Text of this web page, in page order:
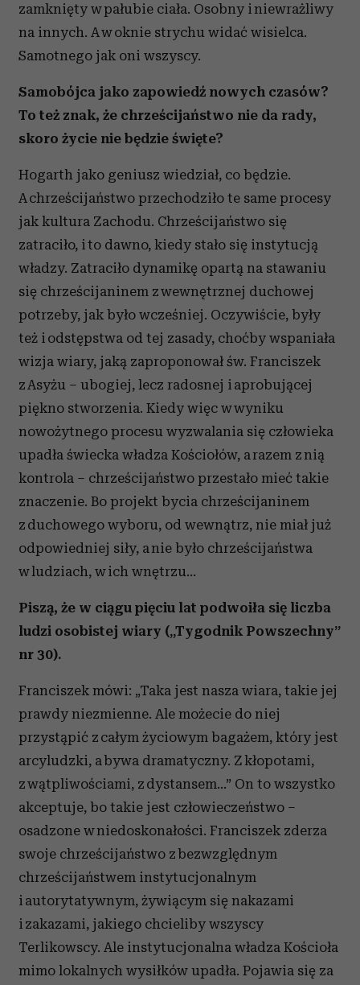
zamknięty w pałubie ciała. Osobny i niewrażliwy
na innych. A w oknie strychu widać wisielca.
Samotnego jak oni wszyscy.
Samobójca jako zapowiedź nowych czasów?
To też znak, że chrześcijaństwo nie da rady,
skoro życie nie będzie święte?
Hogarth jako geniusz wiedział, co będzie.
A chrześcijaństwo przechodziło te same procesy
jak kultura Zachodu. Chrześcijaństwo się
zatraciło, i to dawno, kiedy stało się instytucją
władzy. Zatraciło dynamikę opartą na stawaniu
się chrześcijaninem z wewnętrznej duchowej
potrzeby, jak było wcześniej. Oczywiście, były
też i odstępstwa od tej zasady, choćby wspaniała
wizja wiary, jaką zaproponował św. Franciszek
z Asyżu – ubogiej, lecz radosnej i aprobującej
piękno stworzenia. Kiedy więc w wyniku
nowożytnego procesu wyzwalania się człowieka
upadła świecka władza Kościołów, a razem z nią
kontrola – chrześcijaństwo przestało mieć takie
znaczenie. Bo projekt bycia chrześcijaninem
z duchowego wyboru, od wewnątrz, nie miał już
odpowiedniej siły, a nie było chrześcijaństwa
w ludziach, w ich wnętrzu…
Piszą, że w ciągu pięciu lat podwoiła się liczba
ludzi osobistej wiary („Tygodnik Powszechny”
nr 30).
Franciszek mówi: „Taka jest nasza wiara, takie jej
prawdy niezmienne. Ale możecie do niej
przystąpić z całym życiowym bagażem, który jest
arcyludzki, a bywa dramatyczny. Z kłopotami,
z wątpliwościami, z dystansem…” On to wszystko
akceptuje, bo takie jest człowieczeństwo –
osadzone w niedoskonałości. Franciszek zderza
swoje chrześcijaństwo z bezwzględnym
chrześcijaństwem instytucjonalnym
i autorytatywnym, żywiącym się nakazami
i zakazami, jakiego chcieliby wszyscy
Terlikowscy. Ale instytucjonalna władza Kościoła
mimo lokalnych wysiłków upadła. Pojawia się za